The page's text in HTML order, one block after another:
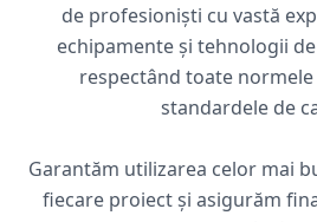
de profesioniști cu vastă
echipamente și tehnologii
respectând toate
standardele de
Garantăm utilizarea celor mai
fiecare proiect și asigurăm